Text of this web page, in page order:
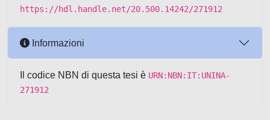
https://hdl.handle.net/20.500.14242/271912
Informazioni
Il codice NBN di questa tesi è URN:NBN:IT:UNINA-
271912